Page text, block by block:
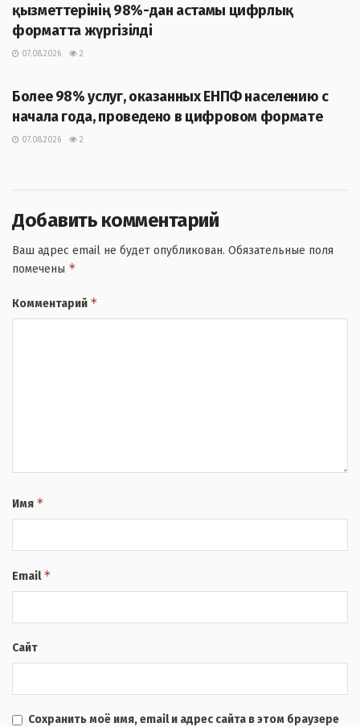
қызметтерінің 98%-дан астамы цифрлық
форматта жүргізілді
07.08.2026
2
Более 98% услуг, оказанных ЕНПФ населению с
начала года, проведено в цифровом формате
07.08.2026 2
Добавить комментарий
Ваш адрес email не будет опубликован. Обязательные поля
помечены *
Комментарий *
Имя *
Email*
Сайт
Сохранить моё имя, email и адрес сайта в этом браузере